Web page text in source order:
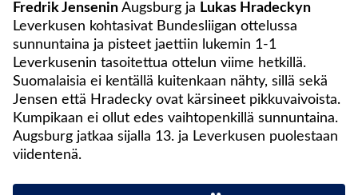
Fredrik Jensenin Augsburg ja Lukas Hradeckyn
Leverkusen kohtasivat Bundesliigan ottelussa
sunnuntaina ja pisteet jaettiin lukemin 1-1
Leverkusenin tasoitettua ottelun viime hetkillä.
Suomalaisia ei kentällä kuitenkaan nähty, sillä sekä
Jensen että Hradecky ovat kärsineet pikkuvaivoista.
Kumpikaan ei ollut edes vaihtopenkillä sunnuntaina.
Augsburg jatkaa sijalla 13. ja Leverkusen puolestaan
viidentenä.